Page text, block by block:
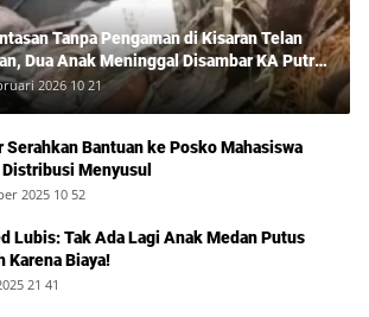
Tanpa Pengaman di Kisaran Telan
Dua Anak Meninggal Disambar KA Putri
2026 10 21
Serahkan Bantuan ke Posko Mahasiswa
Menyusul
2025 10 52
Lubis: Tak Ada Lagi Anak Medan Putus
Karena Biaya!
21 41